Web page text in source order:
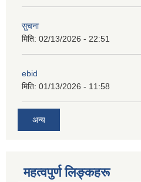
सुचना
मिति: 02/13/2026 - 22:51
ebid
मिति: 01/13/2026 - 11:58
अन्य
महत्वपुर्ण लिङ्कहरू